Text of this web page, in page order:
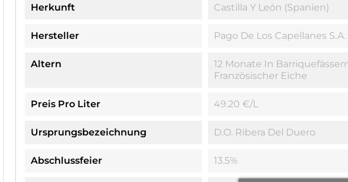
Herkunft
Castilla Y León (Spanien)
Hersteller Pago De Los Capellanes S.A.
Altern
12 Monate In
Französischer Eiche
Preis Pro Liter 49.20 €/l
Ursprungsbezeichnung D.O. Ribera Del Duero
Abschlussfeier 13.5%